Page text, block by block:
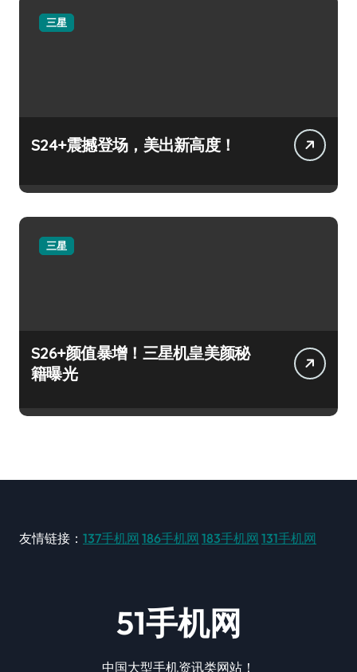
三星
S24+震撼登场，美出新高度！
三星
S26+颜值暴增！三星机皇美颜秘
籍曝光
友情链接： 137手机网 186手机网 183手机网 131手机网
51手机网
中国大型手机资讯类网站！